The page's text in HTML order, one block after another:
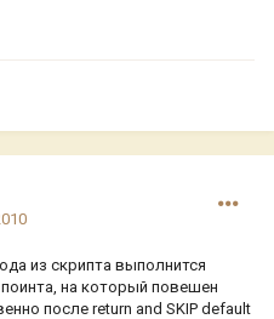
из скрипта выполнится
на который повешен
после return and SKIP default